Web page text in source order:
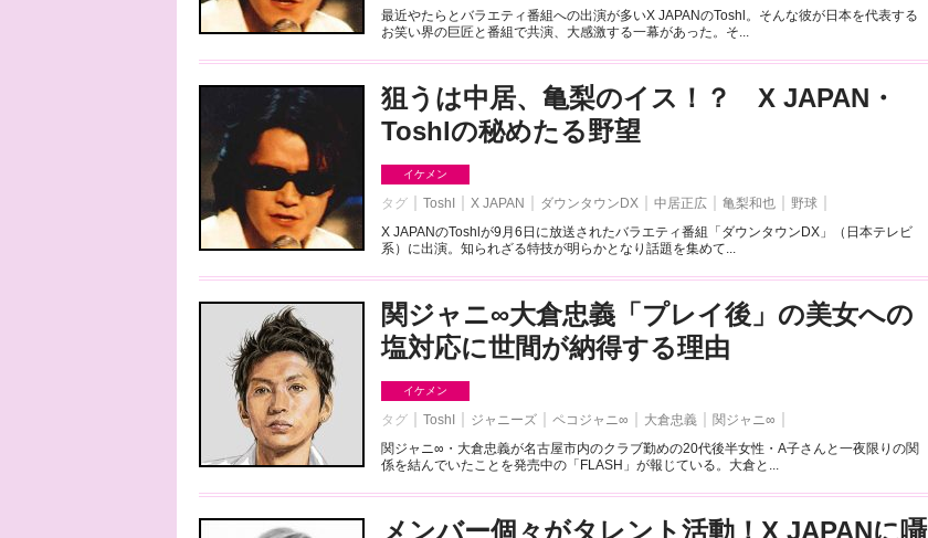
最近やたらとバラエティ番組への出演が多いX JAPANのToshl。そんな彼が日本を代表する
お笑い界の巨匠と番組で共演、大感激する一幕があった。そ...
狙うは中居、亀梨のイス！？ X JAPAN・
Toshlの秘めたる野望
イケメン
タグ ToshI X JAPAN ダウンタウンDX 中居正広 亀梨和也
野球
X JAPANのToshlが9月6日に放送されたバラエティ番組「ダウンタウンDX」（日本テレビ
系）に出演。知られざる特技が明らかとなり話題を集めて...
関ジャニ∞大倉忠義「プレイ後」の美女への
塩対応に世間が納得する理由
イケメン
タグ ToshI ジャニーズ ペコジャニ∞ 大倉忠義
関ジャニ∞
関ジャニ∞・大倉忠義が名古屋市内のクラブ勤めの20代後半女性・A子さんと一夜限りの関
係を結んでいたことを発売中の「FLASH」が報じている。大倉と...
メンバー個々がタレント活動！X JAPANに囁